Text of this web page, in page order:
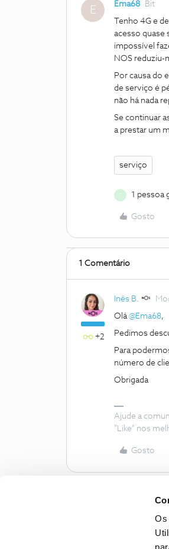
Os
E Ema68 Bit
Tenho 4G e
acesso quase
impossível
NOS reduziu-
Por causa do
de serviço é
não há nada
Se continuar
a prestar um
serviço
1 pessoa
Gosto
1 Comentário
+2
Inês B.
Olá@Ema68,
Pedimos
Para
número de
Obrigada
Ajude a
"Like" nos
Gosto